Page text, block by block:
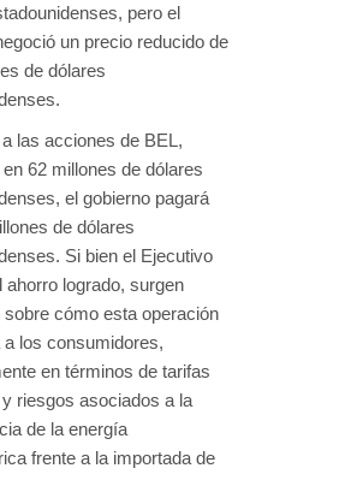
pero el
un precio reducido de
de dólares
las acciones de BEL,
62 millones de dólares
el gobierno pagará
de dólares
Si bien el Ejecutivo
ahorro logrado, surgen
sobre cómo esta operación
a los consumidores,
en términos de tarifas
riesgos asociados a la
de la energía
frente a la importada de